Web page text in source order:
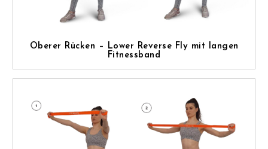
Oberer Rücken – Lower Reverse Fly mit langen
Fitnessband